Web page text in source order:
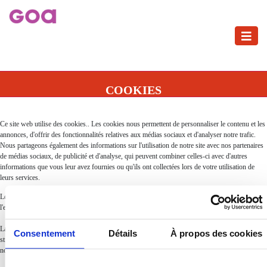
Consentement Détails À propos des cookies
Toggle
COOKIES
Ce site web utilise des cookies.. Les cookies nous permettent de personnaliser le contenu et les
annonces, d'offrir des fonctionnalités relatives aux médias sociaux et d'analyser notre trafic.
Nous partageons également des informations sur l'utilisation de notre site avec nos partenaires
de médias sociaux, de publicité et d'analyse, qui peuvent combiner celles-ci avec d'autres
informations que vous leur avez fournies ou qu'ils ont collectées lors de votre utilisation de
leurs services.
Les cookies sont des petits fichiers textes qui peuvent être utilisés par les sites web pour rendre
l'expérience utilisateur plus efficace.
La loi stipule que nous ne pouvons stocker des cookies sur votre appareil que s’ils sont
strictement nécessaires au fonctionnement de ce site. Pour tous les autres types de cookies,
nous avons besoin de votre permission.